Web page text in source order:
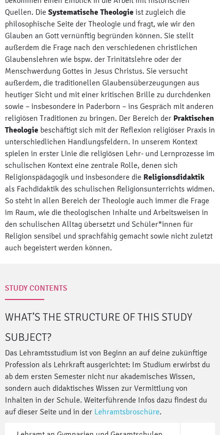
Quellen. Die Systematische Theologie ist zugleich die
philosophische Seite der Theologie und fragt, wie wir den
Glauben an Gott vernünftig begründen können. Sie stellt
außerdem die Frage nach den verschiedenen christlichen
Glaubenslehren wie bspw. der Trinitätslehre oder der
Menschwerdung Gottes in Jesus Christus. Sie versucht
außerdem, die traditionellen Glaubensüberzeugungen aus
heutiger Sicht und mit einer kritischen Brille zu durchdenken
sowie – insbesondere in Paderborn – ins Gespräch mit anderen
religiösen Traditionen zu bringen. Der Bereich der Praktischen
Theologie beschäftigt sich mit der Reflexion religiöser Praxis in
unterschiedlichen Handlungsfeldern. In unserem Kontext
spielen in erster Linie die religiösen Lehr- und Lernprozesse im
schulischen Kontext eine zentrale Rolle, denen sich
Religionspädagogik und insbesondere die Religionsdidaktik
als Fachdidaktik des schulischen Religionsunterrichts widmen.
So steht in allen Bereich der Theologie auch immer die Frage
im Raum, wie die theologischen Inhalte und Arbeitsweisen in
den schulischen Alltag übersetzt und Schüler*innen für
Religion sensibel und sprachfähig gemacht sowie nicht zuletzt
auch begeistert werden können.
STUDY CONTENTS
WHAT’S THE STRUCTURE OF THIS STUDY
SUBJECT?
Das Lehramtsstudium ist von Beginn an auf deine zukünftige
Profession als Lehrkraft ausgerichtet: Im Studium erwirbst du
ab dem ersten Semester nicht nur akademisches Wissen,
sondern auch didaktisches Wissen zur Vermittlung von
Inhalten in der Schule. Weiterführende Infos dazu findest du
auf dieser Seite und in der Lehramtsbroschüre.